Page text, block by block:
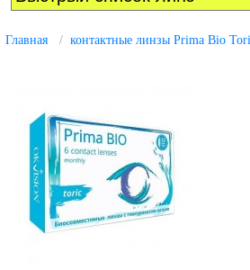
Главная контактные линзы Prima Bio